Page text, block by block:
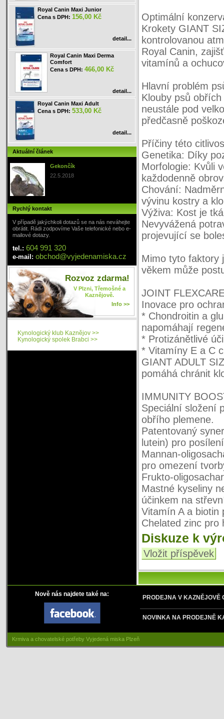
Optimální
Krokety GIANT
kontrolovanou
Royal Canin,
vitamínů a
Hlavní problém
Klouby psů
neustále pod
předčasně
Příčiny této
Genetika: Díky
Morfologie: Kvůli
každodenně
Chování:
vývinu kostry a
Výživa: Kost je
Nevyvážená
projevující se
Mimo tyto faktory
věkem může
JOINT
Inovace pro
* Chondroitin a
napomáhají
* Protizánětlivé
* Vitamíny E a C
GIANT ADULT
pomáhá chránit
IMMUNITY
Speciální složení
obřího plemene.
Patentovaný
lutein) pro
Mannan-
pro omezení
Frukto-
Mastné kyseliny
účinkem na
Vitamín A a biotin
Chelated zinc pro
Diskuze k
Vložit příspěvek
Royal Canin Maxi Junior
Cena s DPH: 156,00 Kč
detail...
Royal Canin Maxi Derma
Comfort
Cena s DPH: 466,00 Kč
detail...
Royal Canin Maxi Adult
Cena s DPH: 533,00 Kč
detail...
Aktuální článek
Gekončík
22.5.2018
Rychlý kontakt
V případě jakýchkoli dotazů se na nás neváhejte
obrátit. Rádi zodpovíme Vaše telefonické nebo e-
mailové dotazy.
tel.: 604 991 320
e-mail: obchod@vyjedenamiska.cz
Rozvoz zdarma!
V Plzni, Třemošné a
Kaznějově.
Info >>
Kynologický klub Kaznějov >>
Kynologický spolek Brabci >>
Nově nás najdete také na: PRODEJNA V KAZNĚJOVĚ
NOVINKA NA PRODEJNĚ
Krmiva a chovatelské potřeby Vyjedená miska Plzeň